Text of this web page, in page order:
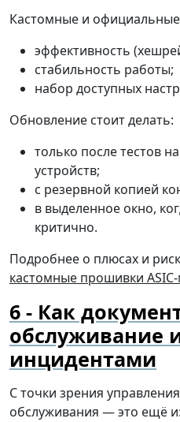
Кастомные и
эффективность
стабильность работы;
набор доступных
Обновление стоит делать:
только после тестов
устройств;
с резервной копией
в выделенное окно,
критично.
Подробнее о плюсах и
кастомные прошивки
Как
обслуживание
инцидентами
С точки зрения
обслуживания — это ещё и: